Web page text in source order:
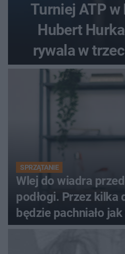
Turniej ATP
Hubert
rywala w
SPRZĄTANIE
Wlej do wiadra
podłogi. Przez kilka
będzie pachniało